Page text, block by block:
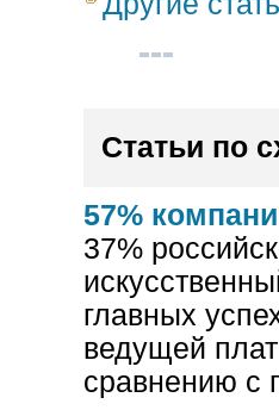
Статьи по
57%
37%
главных
ведущей
сравнению с